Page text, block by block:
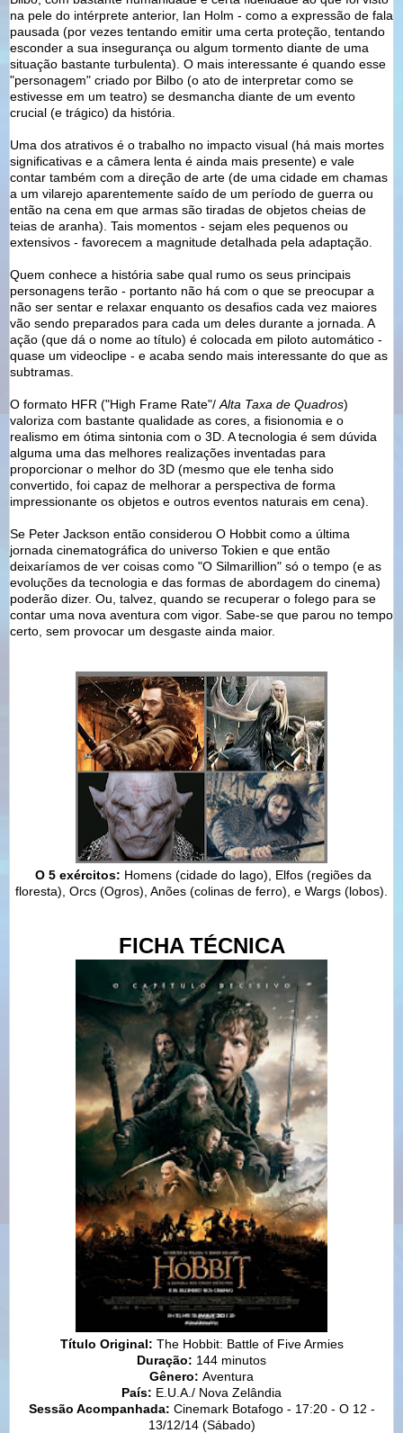
na pele do intérprete anterior, Ian Holm - como a expressão de fala
pausada (por vezes tentando emitir uma certa proteção, tentando
esconder a sua insegurança ou algum tormento diante de uma
situação bastante turbulenta). O mais interessante é quando esse
"personagem" criado por Bilbo (o ato de interpretar como se
estivesse em um teatro) se desmancha diante de um evento
crucial (e trágico) da história.
Uma dos atrativos é o trabalho no impacto visual (há mais mortes
significativas e a câmera lenta é ainda mais presente) e vale
contar também com a direção de arte (de uma cidade em chamas
a um vilarejo aparentemente saído de um período de guerra ou
então na cena em que armas são tiradas de objetos cheias de
teias de aranha). Tais momentos - sejam eles pequenos ou
extensivos - favorecem a magnitude detalhada pela adaptação.
Quem conhece a história sabe qual rumo os seus principais
personagens terão - portanto não há com o que se preocupar a
não ser sentar e relaxar enquanto os desafios cada vez maiores
vão sendo preparados para cada um deles durante a jornada. A
ação (que dá o nome ao título) é colocada em piloto automático -
quase um videoclipe - e acaba sendo mais interessante do que as
subtramas.
O formato HFR ("High Frame Rate"/ Alta Taxa de Quadros)
valoriza com bastante qualidade as cores, a fisionomia e o
realismo em ótima sintonia com o 3D. A tecnologia é sem dúvida
alguma uma das melhores realizações inventadas para
proporcionar o melhor do 3D (mesmo que ele tenha sido
convertido, foi capaz de melhorar a perspectiva de forma
impressionante os objetos e outros eventos naturais em cena).
Se Peter Jackson então considerou O Hobbit como a última
jornada cinematográfica do universo Tokien e que então
deixaríamos de ver coisas como "O Silmarillion" só o tempo (e as
evoluções da tecnologia e das formas de abordagem do cinema)
poderão dizer. Ou, talvez, quando se recuperar o folego para se
contar uma nova aventura com vigor. Sabe-se que parou no tempo
certo, sem provocar um desgaste ainda maior.
O 5 exércitos: Homens (cidade do lago), Elfos (regiões da
floresta), Orcs (Ogros), Anões (colinas de ferro), e Wargs (lobos).
FICHA TÉCNICA
Título Original: The Hobbit: Battle of Five Armies
Duração: 144 minutos
Gênero: Aventura
País: E.U.A./ Nova Zelândia
Sessão Acompanhada: Cinemark Botafogo - 17:20 - O 12 -
13/12/14 (Sábado)